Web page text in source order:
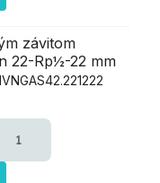
závitom
22-Rp½-22 mm
IVNGAS42.221222